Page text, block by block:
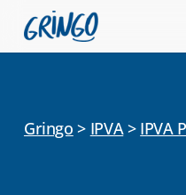
Pular
para
Gringo > IPVA> IPVA